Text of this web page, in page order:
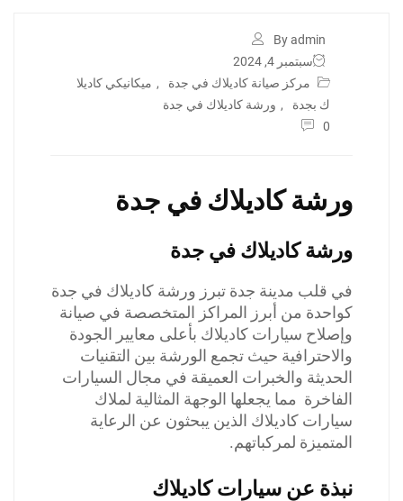
By admin
سبتمبر 4, 2024
مركز صيانة كاديلاك في جدة
, ميكانيكي كاديلا
ك بجدة
, ورشة كاديلاك في جدة
0
ورشة كاديلاك في جدة
ورشة كاديلاك في جدة
في قلب مدينة جدة تبرز ورشة كاديلاك في جدة
كواحدة من أبرز المراكز المتخصصة في صيانة
وإصلاح سيارات كاديلاك بأعلى معايير الجودة
والاحترافية حيث تجمع الورشة بين التقنيات
الحديثة والخبرات العميقة في مجال السيارات
الفاخرة مما يجعلها الوجهة المثالية لملاك
سيارات كاديلاك الذين يبحثون عن الرعاية
المتميزة لمركباتهم.
نبذة عن سيارات كاديلاك